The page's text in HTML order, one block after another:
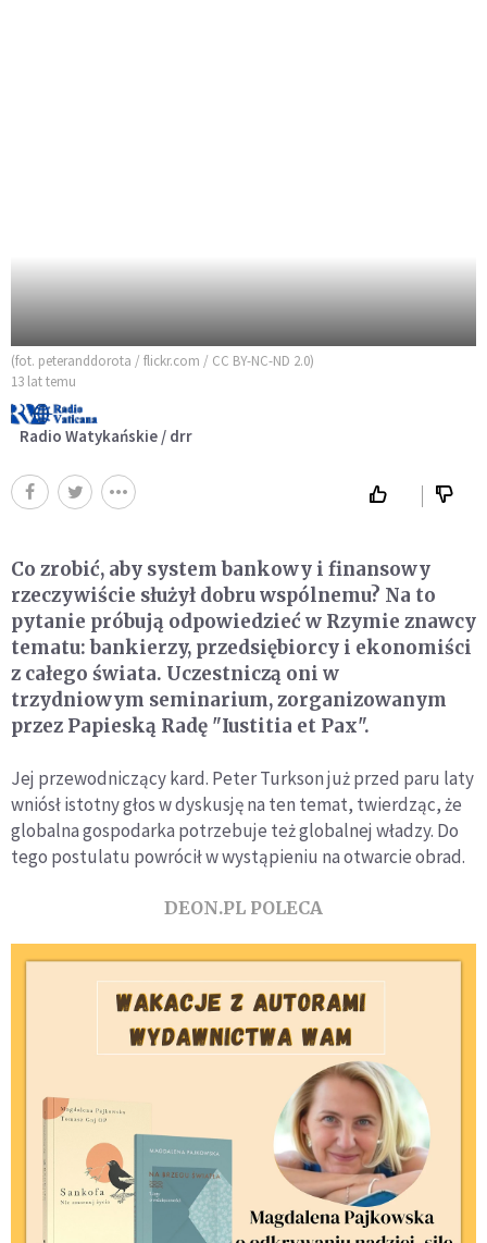
(fot. peteranddorota / flickr.com / CC BY-NC-ND 2.0)
13 lat temu
Radio Watykańskie / drr
Co zrobić, aby system bankowy i finansowy
rzeczywiście służył dobru wspólnemu? Na to
pytanie próbują odpowiedzieć w Rzymie znawcy
tematu: bankierzy, przedsiębiorcy i ekonomiści
z całego świata. Uczestniczą oni w
trzydniowym seminarium, zorganizowanym
przez Papieską Radę "Iustitia et Pax".
Jej przewodniczący kard. Peter Turkson już przed paru laty
wniósł istotny głos w dyskusję na ten temat, twierdząc, że
globalna gospodarka potrzebuje też globalnej władzy. Do
tego postulatu powrócił w wystąpieniu na otwarcie obrad.
DEON.PL POLECA